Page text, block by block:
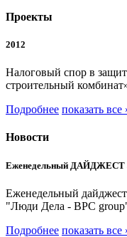
Проекты
2012
Налоговый спор в
строительный
Подробнее показать все
Новости
Еженедельный ДАЙДЖЕСТ
Еженедельный
"Люди Дела - BPC
Подробнее показать все